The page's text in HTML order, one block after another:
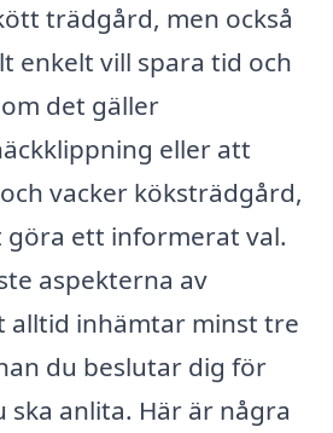
trädgård, men också
enkelt vill spara tid och
det gäller
eller att
vacker köksträdgård,
ett informerat val.
aspekterna av
alltid inhämtar minst tre
du beslutar dig för
anlita. Här är några